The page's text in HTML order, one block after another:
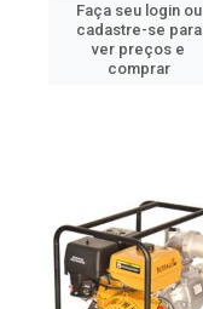
Faça seu login ou
cadastre-se para
ver preços e
comprar